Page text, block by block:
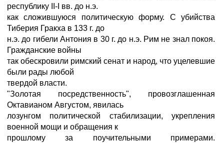
республику II-I вв. до н.э.
как сложившуюся политическую форму. С убийства
Тиберия Гракха в 133 г. до
н.э. до гибели Антония в 30 г. до н.э. Рим не знал покоя.
Гражданские войны
так обескровили римский сенат и народ, что уцелевшие
были рады любой
твердой власти.
"Золотая посредственность", провозглашенная
Октавианом Августом, явилась
лозунгом политической стабилизации, укрепления
военной мощи и обращения к
прошлому за поучительными примерами.